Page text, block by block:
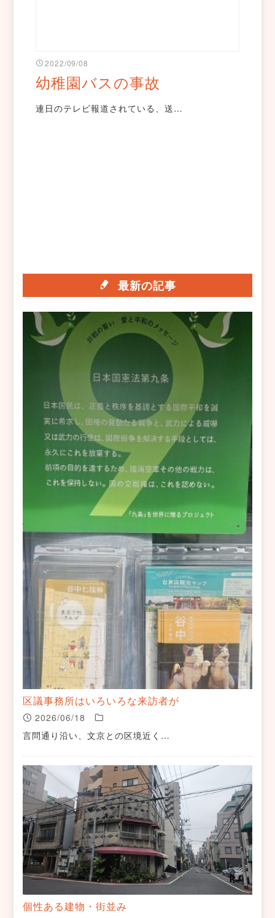
2022/09/08
幼稚園バスの事故
連日のテレビ報道されている、送…
最新の記事
区議事務所はいろいろな来訪者が
2026/06/18
言問通り沿い、文京との区境近く…
個性ある建物・街並み